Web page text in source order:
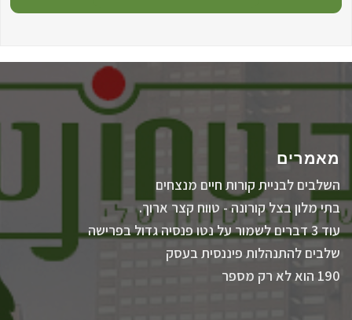
מאמרים
השלבים לבניית קורות חיים מנצחים
בתי מלון בצל קורונה - טווח קצר ארוך.
עוד 3 דברים לשמור על נטו פנסיה גדול בפרישה
שלבים להתנהלות פיננסית בעסק
190 הוא לא רק מספר